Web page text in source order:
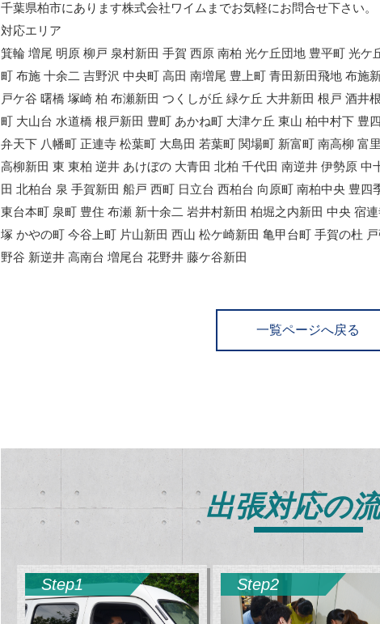
千葉県柏市にあります株式会社ワイムまでお気軽にお問合せ下さい。
対応エリア
箕輪 増尾 明原 柳戸 泉村新田 手賀 西原 南柏 光ケ丘団地 豊平町 光
町 布施 十余二 吉野沢 中央町 高田 南増尾 豊上町 青田新田飛地 布施
戸ケ谷 曙橋 塚崎 柏 布瀬新田 つくしが丘 緑ケ丘 大井新田 根戸 酒井
町 大山台 水道橋 根戸新田 豊町 あかね町 大津ケ丘 東山 柏中村下 豊
弁天下 八幡町 正連寺 松葉町 大島田 若葉町 関場町 新富町 南高柳 富
高柳新田 東 東柏 逆井 あけぼの 大青田 北柏 千代田 南逆井 伊勢原
田 北柏台 泉 手賀新田 船戸 西町 日立台 西柏台 向原町 南柏中央 豊
東台本町 泉町 豊住 布瀬 新十余二 岩井村新田 柏堀之内新田 中央 宿
塚 かやの町 今谷上町 片山新田 西山 松ケ崎新田 亀甲台町 手賀の杜
野谷 新逆井 高南台 増尾台 花野井 藤ケ谷新田
一覧ページへ戻る
出張対応の
Step1 Step2